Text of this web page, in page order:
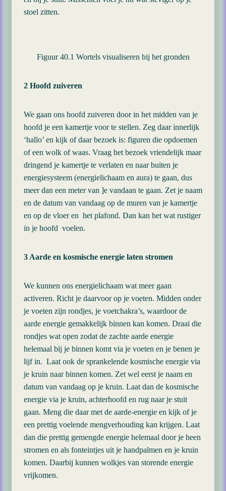
stoel zitten.
Figuur 40.1 Wortels visualiseren bij het gronden
2 Hoofd zuiveren
We gaan ons hoofd zuiveren door in het midden van je
hoofd je een kamertje voor te stellen. Zeg daar innerlijk
‘hallo’ en kijk of daar bezoek is: figuren die opdoemen
of een wolk of waas. Vraag het bezoek vriendelijk maar
dringend je kamertje te verlaten en naar buiten je
energiesysteem (energielichaam en aura) te gaan, dus
meer dan een meter van ]e vandaan te gaan. Zet je naam
en de datum van vandaag op de muren van je kamertje
en op de vloer en het plafond. Dan kan het wat rustiger
in je hoofd voelen.
3 Aarde en kosmische energie laten stromen
We kunnen ons energielichaam wat meer gaan
activeren. Richt je daarvoor op je voeten. Midden onder
je voeten zijn rondjes, je voetchakra’s, waardoor de
aarde energie gemakkelijk binnen kan komen. Draai die
rondjes wat open zodat de zachte aarde energie
helemaal bij je binnen komt via je voeten en je benen je
lijf in. Laat ook de sprankelende kosmische energie via
je kruin naar binnen komen. Zet wel eerst je naam en
datum van vandaag op je kruin. Laat dan de kosmische
energie via je kruin, achterhoofd en rug naar je stuit
gaan. Meng die daar met de aarde-energie en kijk of je
een prettig voelende mengverhouding kan krijgen. Laat
dan die prettig gemengde energie helemaal door je heen
stromen en als fonteintjes uit je handpalmen en je kruin
komen. Daarbij kunnen wolkjes van storende energie
vrijkomen.